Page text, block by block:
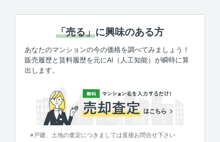
「売る」に興味のある方
あなたのマンションの今の価格を調べてみましょう！
販売履歴と賃料履歴を元にAI（人工知能）が瞬時に算
出します。
※戸建、土地の査定につきましては直接お問合せ下さい